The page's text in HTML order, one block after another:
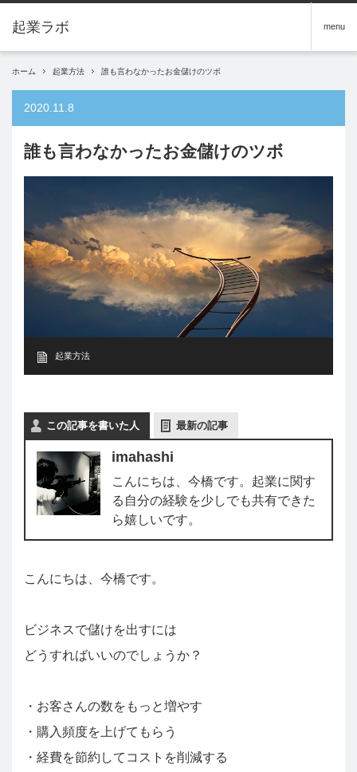
menu
ホーム 起業方法 誰も言わなかったお金儲けのツボ
2020.11.8
誰も言わなかったお金儲けのツボ
起業方法
この記事を書いた人 最新の記事
imahashi
こんにちは、今橋です。起業に関す
る自分の経験を少しでも共有できた
ら嬉しいです。
こんにちは、今橋です。
ビジネスで儲けを出すには
どうすればいいのでしょうか？
・お客さんの数をもっと増やす
・購入頻度を上げてもらう
・経費を節約してコストを削減する